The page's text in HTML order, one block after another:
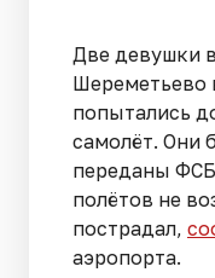
Две девушки
Шереметьево
попытались
самолёт. Они
переданы
полётов не
пострадал,
аэропорта.